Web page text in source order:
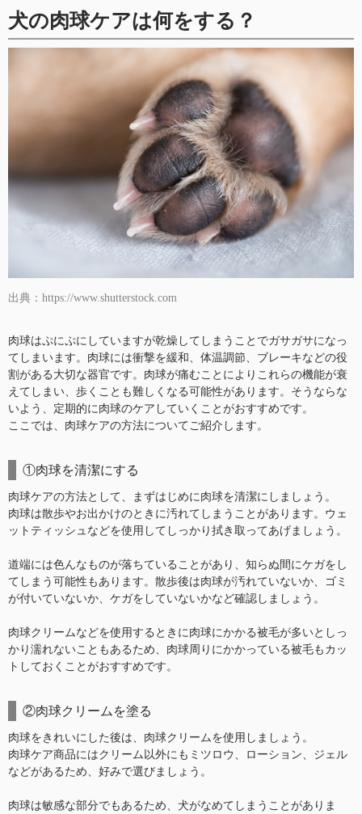
犬の肉球ケアは何をする？
出典：https://www.shutterstock.com
肉球はぷにぷにしていますが乾燥してしまうことでガサガサになっ
てしまいます。肉球には衝撃を緩和、体温調節、ブレーキなどの役
割がある大切な器官です。肉球が痛むことによりこれらの機能が衰
えてしまい、歩くことも難しくなる可能性があります。そうならな
いよう、定期的に肉球のケアしていくことがおすすめです。
ここでは、肉球ケアの方法についてご紹介します。
①肉球を清潔にする
肉球ケアの方法として、まずはじめに肉球を清潔にしましょう。
肉球は散歩やお出かけのときに汚れてしまうことがあります。ウェ
ットティッシュなどを使用してしっかり拭き取ってあげましょう。
道端には色んなものが落ちていることがあり、知らぬ間にケガをし
てしまう可能性もあります。散歩後は肉球が汚れていないか、ゴミ
が付いていないか、ケガをしていないかなど確認しましょう。
肉球クリームなどを使用するときに肉球にかかる被毛が多いとしっ
かり濡れないこともあるため、肉球周りにかかっている被毛もカッ
トしておくことがおすすめです。
②肉球クリームを塗る
肉球をきれいにした後は、肉球クリームを使用しましょう。
肉球ケア商品にはクリーム以外にもミツロウ、ローション、ジェル
などがあるため、好みで選びましょう。
肉球は敏感な部分でもあるため、犬がなめてしまうことがありま